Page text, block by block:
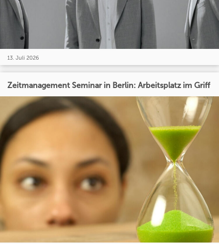
13. Juli 2026
Zeitmanagement Seminar in Berlin: Arbeitsplatz im Griff